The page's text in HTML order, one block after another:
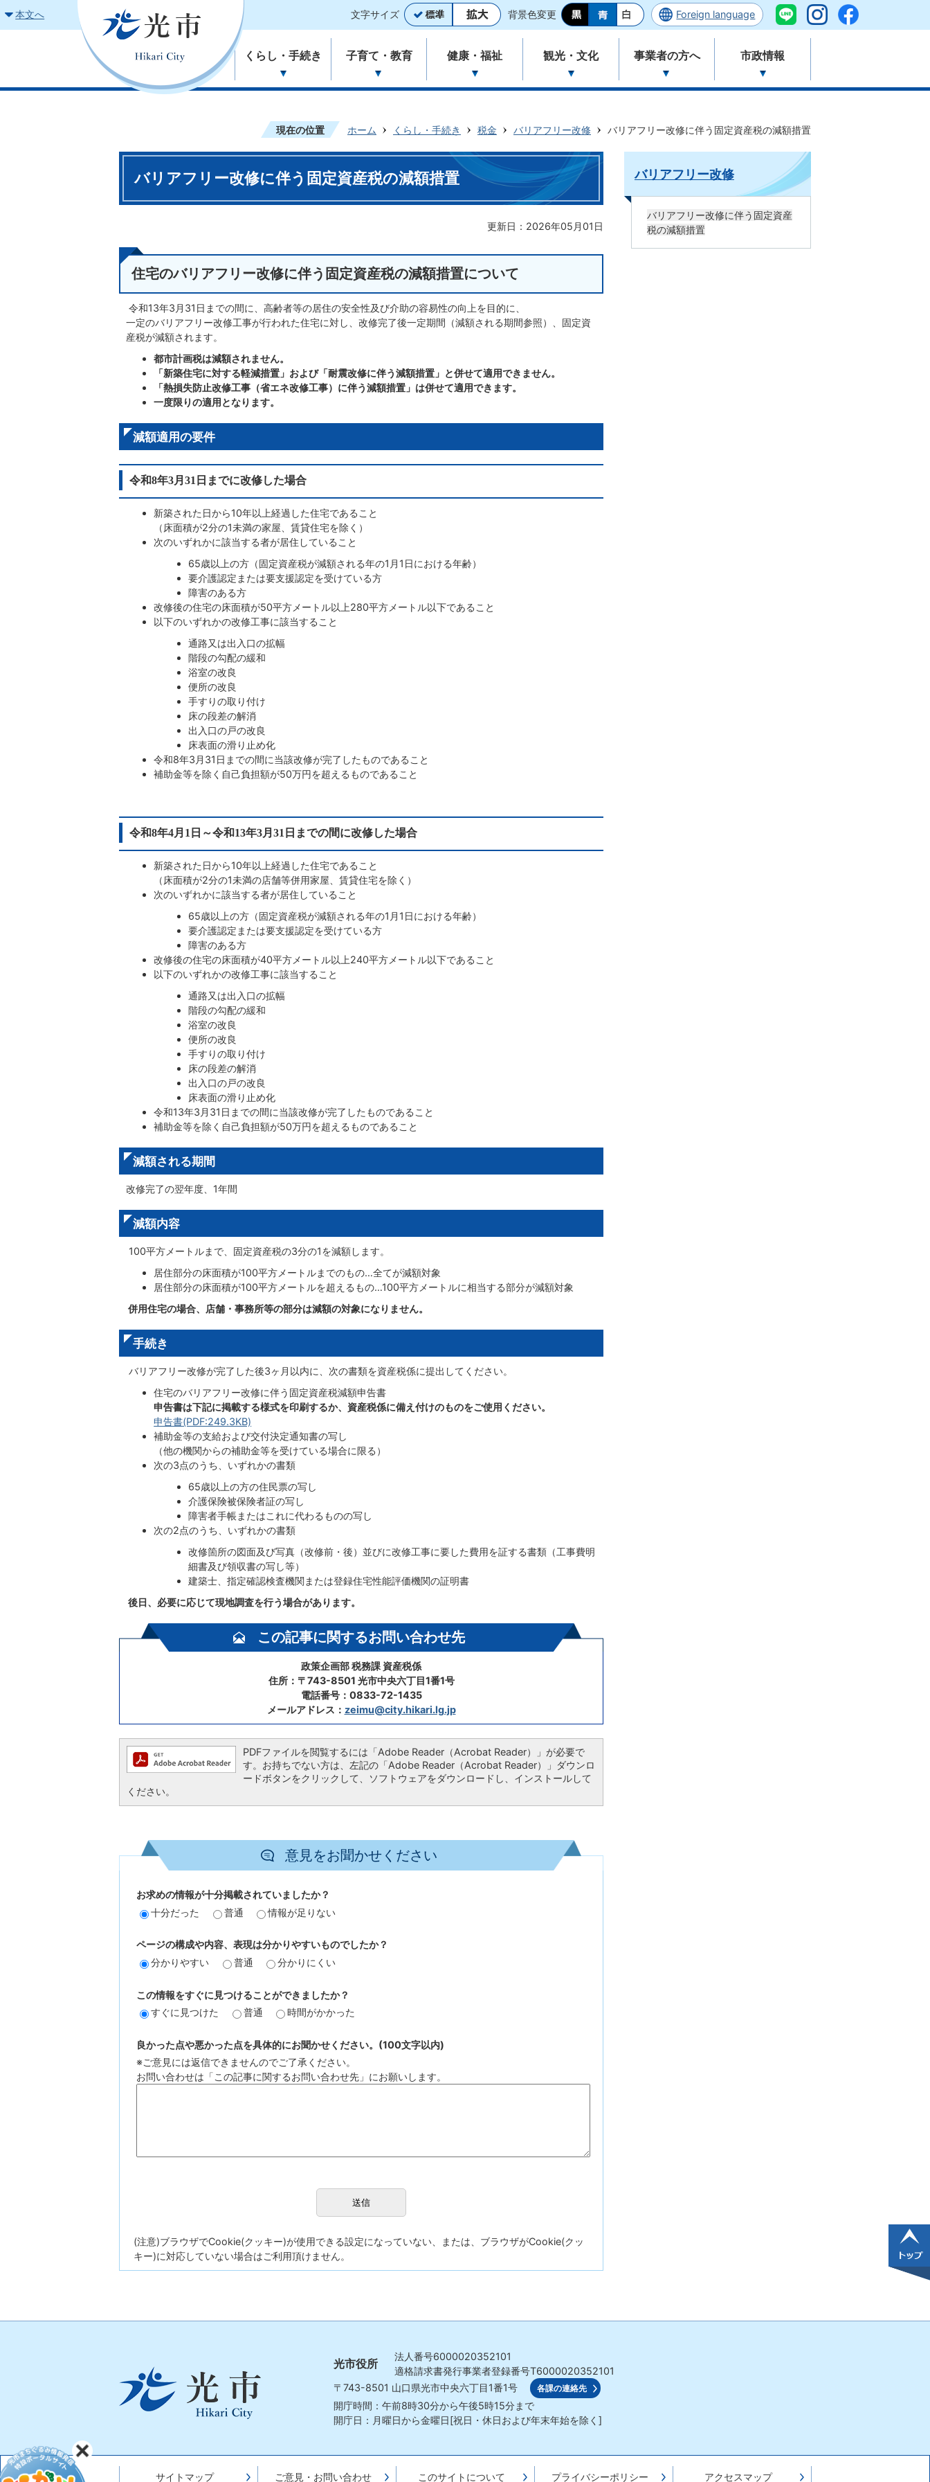
本文へ 文字サイズ 背景色変更 Foreign language
くらし・手続き 子育て・教育 健康・福祉 観光・文化 事業者の方へ 市政情報
現在の位置 ホーム くらし・手続き 税金 バリアフリー改修 バリアフリー改修に伴う固定資産税の減額措置
バリアフリー改修に伴う固定資産税の減額措置
更新日：2026年05月01日
住宅のバリアフリー改修に伴う固定資産税の減額措置について
令和13年3月31日までの間に、高齢者等の居住の安全性及び介助の容易性の向上を目的に、
一定のバリアフリー改修工事が行われた住宅に対し、改修完了後一定期間（減額される期間参照）、固定資
産税が減額されます。
都市計画税は減額されません。
「新築住宅に対する軽減措置」および「耐震改修に伴う減額措置」と併せて適用できません。
「熱損失防止改修工事（省エネ改修工事）に伴う減額措置」は併せて適用できます。
一度限りの適用となります。
減額適用の要件
令和8年3月31日までに改修した場合
新築された日から10年以上経過した住宅であること
（床面積が2分の1未満の家屋、賃貸住宅を除く）
次のいずれかに該当する者が居住していること
65歳以上の方（固定資産税が減額される年の1月1日における年齢）
要介護認定または要支援認定を受けている方
障害のある方
改修後の住宅の床面積が50平方メートル以上280平方メートル以下であること
以下のいずれかの改修工事に該当すること
通路又は出入口の拡幅
階段の勾配の緩和
浴室の改良
便所の改良
手すりの取り付け
床の段差の解消
出入口の戸の改良
床表面の滑り止め化
令和8年3月31日までの間に当該改修が完了したものであること
補助金等を除く自己負担額が50万円を超えるものであること
令和8年4月1日～令和13年3月31日までの間に改修した場合
新築された日から10年以上経過した住宅であること
（床面積が2分の1未満の店舗等併用家屋、賃貸住宅を除く）
次のいずれかに該当する者が居住していること
65歳以上の方（固定資産税が減額される年の1月1日における年齢）
要介護認定または要支援認定を受けている方
障害のある方
改修後の住宅の床面積が40平方メートル以上240平方メートル以下であること
以下のいずれかの改修工事に該当すること
通路又は出入口の拡幅
階段の勾配の緩和
浴室の改良
便所の改良
手すりの取り付け
床の段差の解消
出入口の戸の改良
床表面の滑り止め化
令和13年3月31日までの間に当該改修が完了したものであること
補助金等を除く自己負担額が50万円を超えるものであること
減額される期間
改修完了の翌年度、1年間
減額内容
100平方メートルまで、固定資産税の3分の1を減額します。
居住部分の床面積が100平方メートルまでのもの…全てが減額対象
居住部分の床面積が100平方メートルを超えるもの…100平方メートルに相当する部分が減額対象
併用住宅の場合、店舗・事務所等の部分は減額の対象になりません。
手続き
バリアフリー改修が完了した後3ヶ月以内に、次の書類を資産税係に提出してください。
住宅のバリアフリー改修に伴う固定資産税減額申告書
申告書は下記に掲載する様式を印刷するか、資産税係に備え付けのものをご使用ください。
申告書(PDF:249.3KB)
補助金等の支給および交付決定通知書の写し
（他の機関からの補助金等を受けている場合に限る）
次の3点のうち、いずれかの書類
65歳以上の方の住民票の写し
介護保険被保険者証の写し
障害者手帳またはこれに代わるものの写し
次の2点のうち、いずれかの書類
改修箇所の図面及び写真（改修前・後）並びに改修工事に要した費用を証する書類（工事費明
細書及び領収書の写し等）
建築士、指定確認検査機関または登録住宅性能評価機関の証明書
後日、必要に応じて現地調査を行う場合があります。
この記事に関するお問い合わせ先
政策企画部 税務課 資産税係
住所：〒743-8501 光市中央六丁目1番1号
電話番号：0833-72-1435
メールアドレス： zeimu@city.hikari.lg.jp
PDFファイルを閲覧するには「Adobe Reader（Acrobat Reader）」が必要で
す。お持ちでない方は、左記の「Adobe Reader（Acrobat Reader）」ダウンロ
ードボタンをクリックして、ソフトウェアをダウンロードし、インストールして
ください。
意見をお聞かせください
お求めの情報が十分掲載されていましたか？
十分だった
普通 情報が足りない
ページの構成や内容、表現は分かりやすいものでしたか？
分かりやすい
普通 分かりにくい
この情報をすぐに見つけることができましたか？
すぐに見つけた
普通 時間がかかった
良かった点や悪かった点を具体的にお聞かせください。(100文字以内)
※ご意見には返信できませんのでご了承ください。
お問い合わせは「この記事に関するお問い合わせ先」にお願いします。
(注意)ブラウザでCookie(クッキー)が使用できる設定になっていない、または、ブラウザがCookie(クッ
キー)に対応していない場合はご利用頂けません。
バリアフリー改修
バリアフリー改修に伴う固定資産
税の減額措置
Hikari
光市役所
法人番号6000020352101
適格請求書発行事業者登録番号T6000020352101
〒743-8501 山口県光市中央六丁目1番1号 各課の連絡先
開庁時間：午前8時30分から午後5時15分まで
開庁日：月曜日から金曜日[祝日・休日および年末年始を除く]
サイトマップ ご意見・お問い合わせ このサイトについて プライバシーポリシー アクセスマップ